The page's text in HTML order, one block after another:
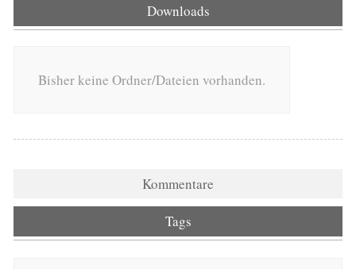
Downloads
Bisher keine Ordner/Dateien vorhanden.
Kommentare
Tags